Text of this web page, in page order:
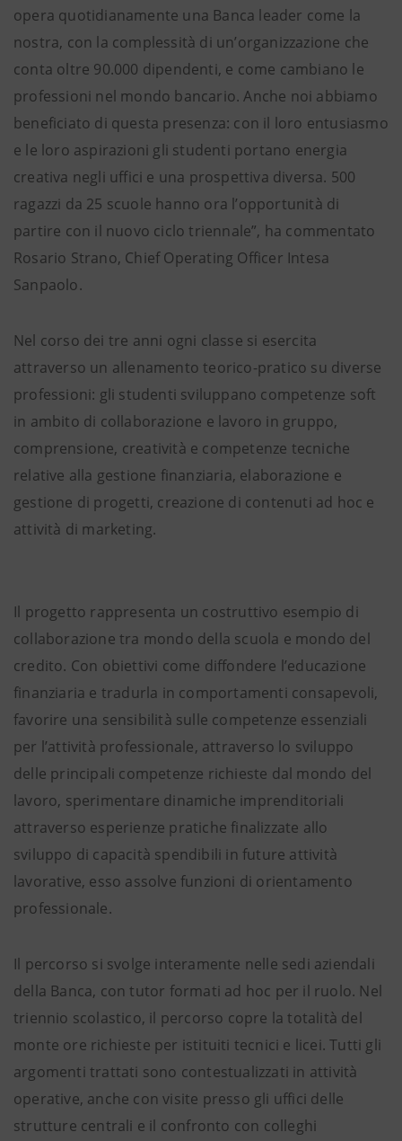
opera quotidianamente una Banca leader come la
nostra, con la complessità di un’organizzazione che
conta oltre 90.000 dipendenti, e come cambiano le
professioni nel mondo bancario. Anche noi abbiamo
beneficiato di questa presenza: con il loro entusiasmo
e le loro aspirazioni gli studenti portano energia
creativa negli uffici e una prospettiva diversa. 500
ragazzi da 25 scuole hanno ora l’opportunità di
partire con il nuovo ciclo triennale”, ha commentato
Rosario Strano, Chief Operating Officer Intesa
Sanpaolo.
Nel corso dei tre anni ogni classe si esercita
attraverso un allenamento teorico-pratico su diverse
professioni: gli studenti sviluppano competenze soft
in ambito di collaborazione e lavoro in gruppo,
comprensione, creatività e competenze tecniche
relative alla gestione finanziaria, elaborazione e
gestione di progetti, creazione di contenuti ad hoc e
attività di marketing.
Il progetto rappresenta un costruttivo esempio di
collaborazione tra mondo della scuola e mondo del
credito. Con obiettivi come diffondere l’educazione
finanziaria e tradurla in comportamenti consapevoli,
favorire una sensibilità sulle competenze essenziali
per l’attività professionale, attraverso lo sviluppo
delle principali competenze richieste dal mondo del
lavoro, sperimentare dinamiche imprenditoriali
attraverso esperienze pratiche finalizzate allo
sviluppo di capacità spendibili in future attività
lavorative, esso assolve funzioni di orientamento
professionale.
Il percorso si svolge interamente nelle sedi aziendali
della Banca, con tutor formati ad hoc per il ruolo. Nel
triennio scolastico, il percorso copre la totalità del
monte ore richieste per istituiti tecnici e licei. Tutti gli
argomenti trattati sono contestualizzati in attività
operative, anche con visite presso gli uffici delle
strutture centrali e il confronto con colleghi